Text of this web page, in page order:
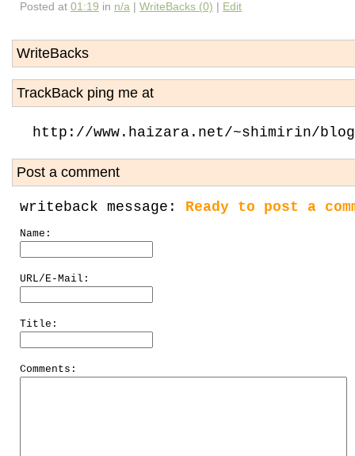
Posted at 01:19 in n/a WriteBacks (0) Edit
WriteBacks
TrackBack ping me at
http://www.haizara.net/~shimirin/
Post a comment
writeback message: Ready to post a
Name:
URL/E-Mail:
Title:
Comments: